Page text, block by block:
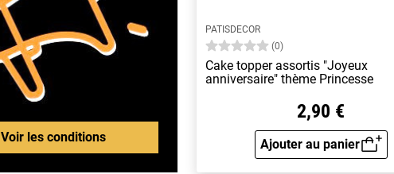
Voir les conditions
PATISDECOR
(0)
Cake topper assortis "Joyeux
anniversaire" thème Princesse
2,90 €
Ajouter au panier
Aperçu rapide